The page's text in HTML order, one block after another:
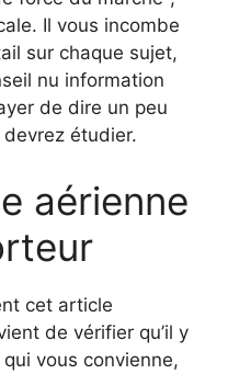
Il vous incombe
sur chaque sujet,
nu information
de dire un peu
étudier.
aérienne
cet article
de vérifier qu’il y
vous convienne,